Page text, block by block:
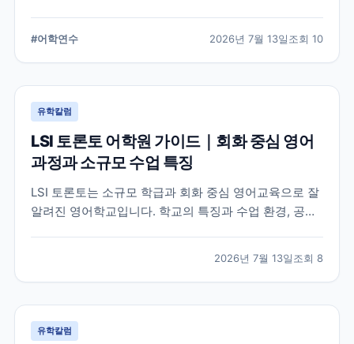
#어학연수 2026년 7월 13일조회 10
유학칼럼
LSI 토론토 어학원 가이드｜회화 중심 영어
과정과 소규모 수업 특징
LSI 토론토는 소규모 학급과 회화 중심 영어교육으로 잘
알려진 영어학교입니다. 학교의 특징과 수업 환경, 공식
2026년 7월 13일조회 8
유학칼럼